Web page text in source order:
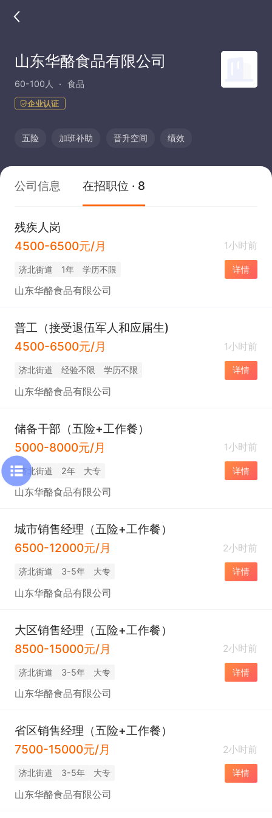
山东华酪食品有限公司
60-100人 食品
企业认证
五险 加班补助 晋升空间 绩效
公司信息 在招职位 · 8
残疾人岗
4500-6500元/月
1小时前
济北街道 1年 学历不限 详情
山东华酪食品有限公司
普工（接受退伍军人和应届生)
4500-6500元/月
1小时前
济北街道 经验不限 学历不限 详情
山东华酪食品有限公司
储备干部（五险+工作餐）
5000-8000元/月
1小时前
济北街道 2年 大专 详情
山东华酪食品有限公司
城市销售经理​（五险+工作餐）
6500-12000元/月
2小时前
济北街道 3-5年 大专 详情
山东华酪食品有限公司
大区销售经理​（五险+工作餐）
8500-15000元/月
2小时前
济北街道 3-5年 大专 详情
山东华酪食品有限公司
省区销售经理（五险+工作餐）
7500-15000元/月
2小时前
济北街道 3-5年 大专 详情
山东华酪食品有限公司